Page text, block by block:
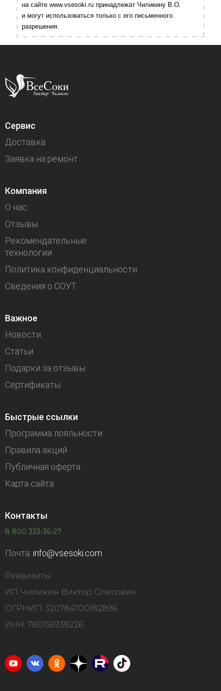
на сайте www.vsesoki.ru принадлежат Чиликину В.О.
и могут использоваться только с его письменного
разрешения.
Сервис
Доставка
Заявка на ремонт
Компания
О нас
Отзывы
Рекомендательные
технологии
Политика конфиденциальности
Сведения о СОУТ
Важное
Новости
Статьи
Подарки за отзывы
Сертификаты
Быстрые ссылки
Программа лояльности
Правила акций
Публичная оферта
Карта сайта
Контакты
8 800 333-36-27
Почта: info@vsesoki.com
Реквизиты
ИП Чиликин Виктор Олегович
ОГРНИП: 320784700182896
ИНН: 780156938226